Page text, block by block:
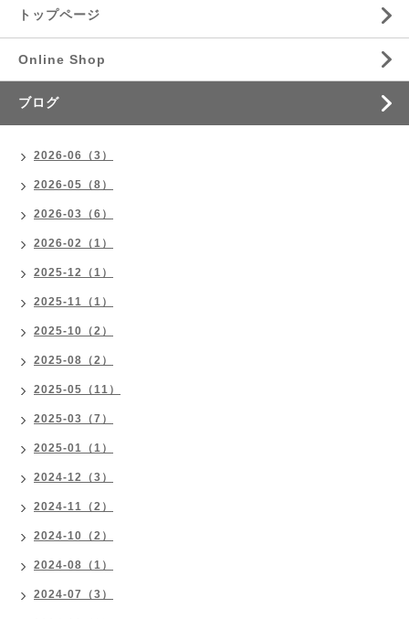
トップページ
Online Shop
ブログ
2026-06（3）
2026-05（8）
2026-03（6）
2026-02（1）
2025-12（1）
2025-11（1）
2025-10（2）
2025-08（2）
2025-05（11）
2025-03（7）
2025-01（1）
2024-12（3）
2024-11（2）
2024-10（2）
2024-08（1）
2024-07（3）